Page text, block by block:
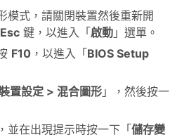
模式，請關閉裝置然後重新開
Esc 鍵，以進入「啟動 」選單。
F10 ，以進入「BIOS Setup
置設定 > 混合圖形 」，然後按一
並在出現提示時按一下「儲存變